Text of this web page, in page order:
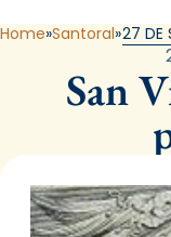
Home Santoral 27 DE
San